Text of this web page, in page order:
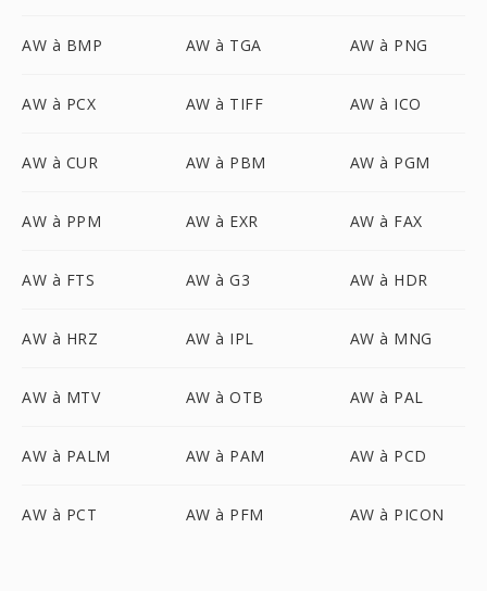
AW à BMP AW à TGA AW à PNG
AW à PCX AW à TIFF AW à ICO
AW à CUR AW à PBM AW à PGM
AW à PPM AW à EXR AW à FAX
AW à FTS AW à G3 AW à HDR
AW à HRZ AW à IPL AW à MNG
AW à MTV AW à OTB AW à PAL
AW à PALM AW à PAM AW à PCD
AW à PCT AW à PFM AW à PICON